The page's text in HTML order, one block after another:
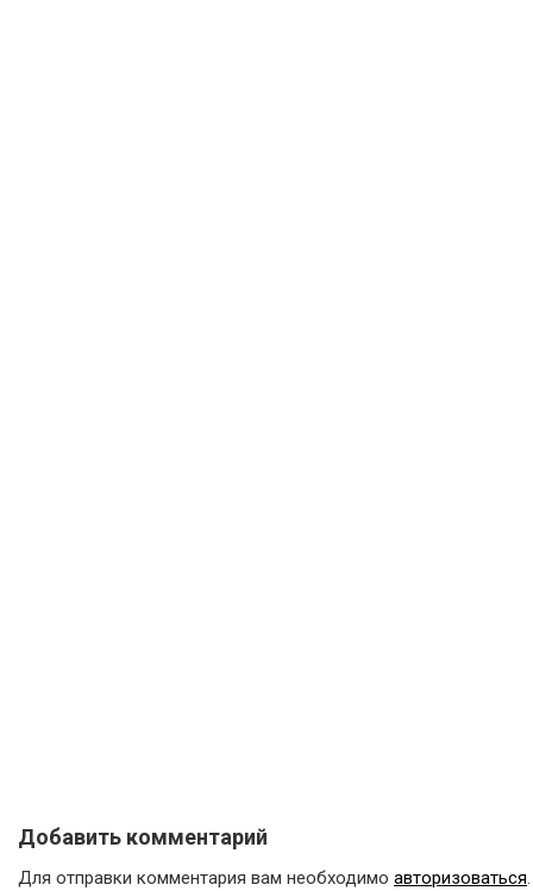
Добавить комментарий
Для отправки комментария вам необходимо авторизоваться.